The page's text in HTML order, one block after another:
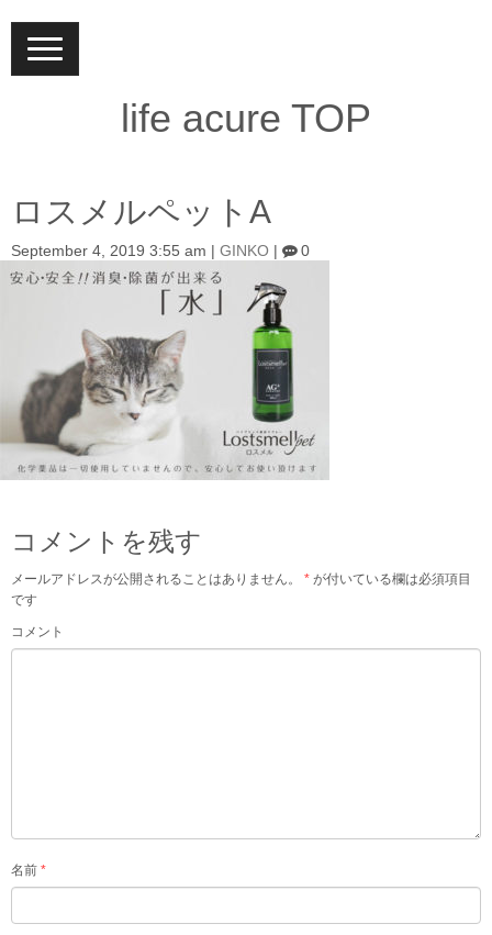
N
a
v
n
life acure TOP
ロスメルペットA
September 4, 2019 3:55 am GINKO 0
コメントを残す
メールアドレスが公開されることはありません。 * が付いている欄は必須項目
です
コメント
名前 *